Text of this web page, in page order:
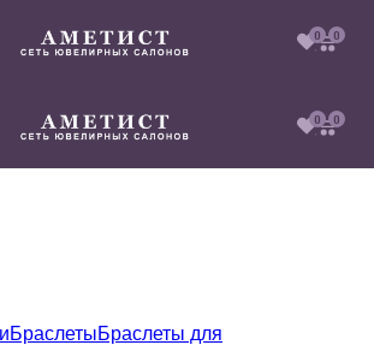
0 0
0 0
БраслетыБраслеты для